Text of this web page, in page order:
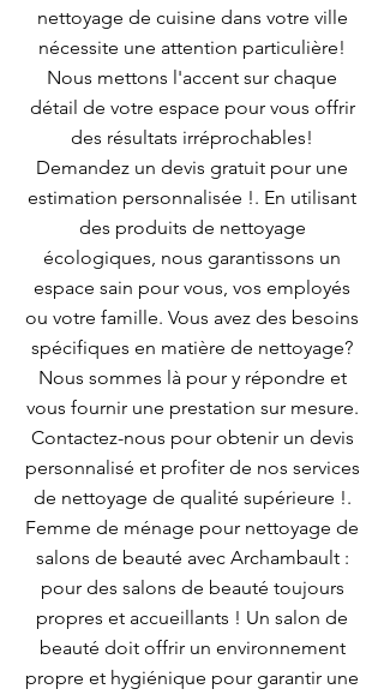
nettoyage de cuisine dans votre ville
nécessite une attention particulière!
Nous mettons l'accent sur chaque
détail de votre espace pour vous offrir
des résultats irréprochables!
Demandez un devis gratuit pour une
estimation personnalisée !. En utilisant
des produits de nettoyage
écologiques, nous garantissons un
espace sain pour vous, vos employés
ou votre famille. Vous avez des besoins
spécifiques en matière de nettoyage?
Nous sommes là pour y répondre et
vous fournir une prestation sur mesure.
Contactez-nous pour obtenir un devis
personnalisé et profiter de nos services
de nettoyage de qualité supérieure !.
Femme de ménage pour nettoyage de
salons de beauté avec Archambault :
pour des salons de beauté toujours
propres et accueillants ! Un salon de
beauté doit offrir un environnement
propre et hygiénique pour garantir une